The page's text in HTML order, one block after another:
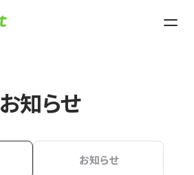
お知らせ
お知らせ